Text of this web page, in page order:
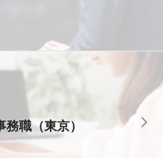
職（東京）